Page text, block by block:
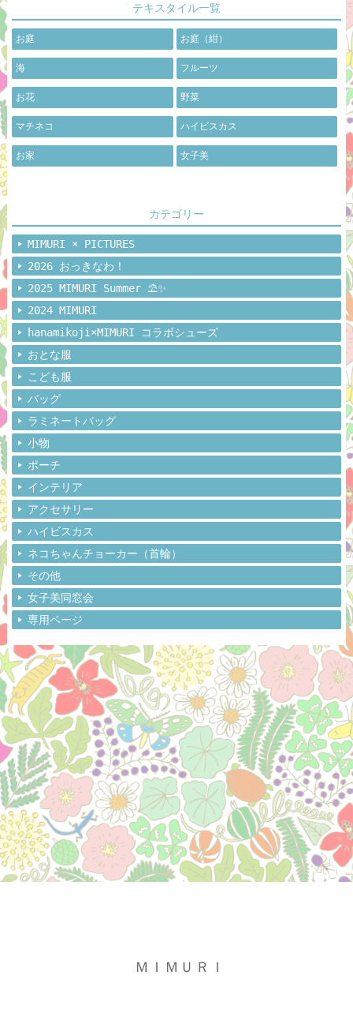
テキスタイル一覧
お庭 お庭（紺）
海 フルーツ
お花 野菜
マチネコ ハイビスカス
お家 女子美
カテゴリー
MIMURI × PICTURES
2026 おっきなわ！
2025 MIMURI Summer ⛱️✨
2024 MIMURI
hanamikoji×MIMURI コラボシューズ
おとな服
こども服
バッグ
ラミネートバッグ
小物
ポーチ
インテリア
アクセサリー
ハイビスカス
ネコちゃんチョーカー（首輪）
その他
女子美同窓会
専用ページ
ＭＩＭＵＲＩ